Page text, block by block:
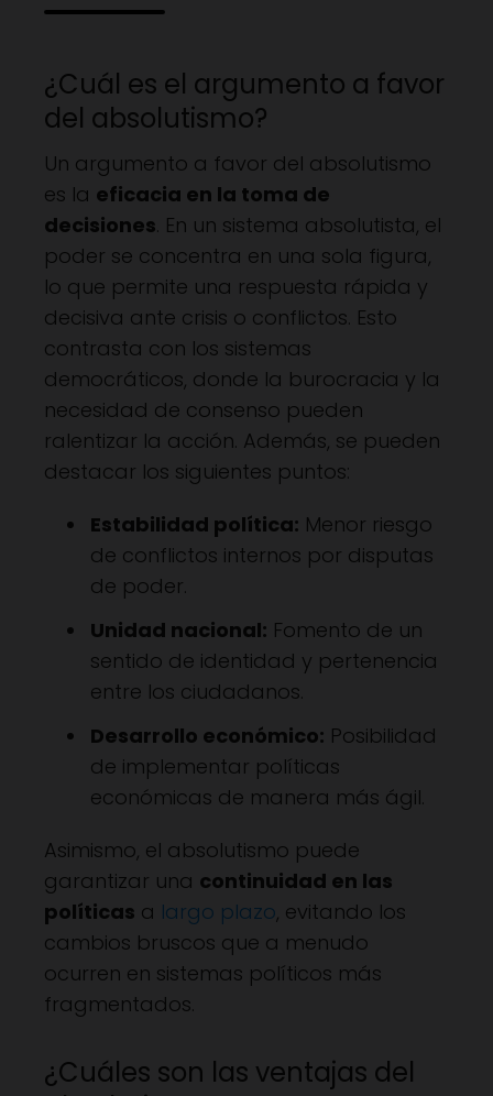
¿Cuál es el argumento a favor
del absolutismo?
Un argumento a favor del absolutismo
es la eficacia en la toma de
decisiones. En un sistema absolutista, el
poder se concentra en una sola figura,
lo que permite una respuesta rápida y
decisiva ante crisis o conflictos. Esto
contrasta con los sistemas
democráticos, donde la burocracia y la
necesidad de consenso pueden
ralentizar la acción. Además, se pueden
destacar los siguientes puntos:
Estabilidad política: Menor riesgo
de conflictos internos por disputas
de poder.
Unidad nacional: Fomento de un
sentido de identidad y pertenencia
entre los ciudadanos.
Desarrollo económico: Posibilidad
de implementar políticas
económicas de manera más ágil.
Asimismo, el absolutismo puede
garantizar una continuidad en las
políticas a largo plazo, evitando los
cambios bruscos que a menudo
ocurren en sistemas políticos más
fragmentados.
¿Cuáles son las ventajas del